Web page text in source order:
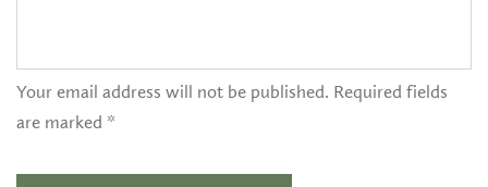
Your email address will not be published. Required fields
are marked *